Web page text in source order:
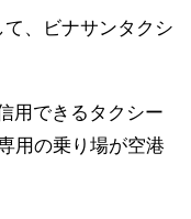
、ビナサンタクシ
用できるタクシー
用の乗り場が空港